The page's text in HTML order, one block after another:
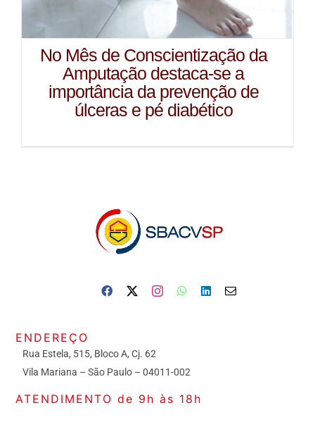
No Mês de Conscientização da
Amputação destaca-se a
importância da prevenção de
úlceras e pé diabético
ENDEREÇO
Rua Estela, 515, Bloco A, Cj. 62
Vila Mariana – São Paulo – 04011-002
ATENDIMENTO de 9h às 18h